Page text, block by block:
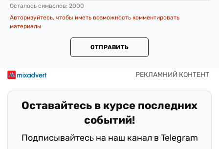
Осталось символов: 2000
Авторизуйтесь, чтобы иметь возможность комментировать
материалы
ОТПРАВИТЬ
Оставайтесь в курсе последних
событий!
Подписывайтесь на наш канал в Telegram